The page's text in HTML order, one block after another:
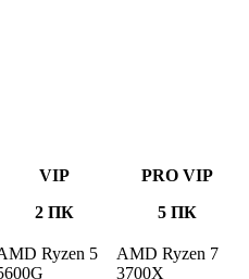
VIP
2 ПК
PRO VIP
5 ПК
Ryzen 5
AMD Ryzen 7
3700X